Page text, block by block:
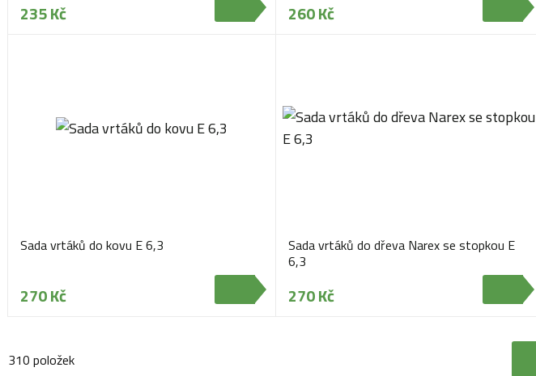
235 Kč 260 Kč
Sada vrtáků do kovu E 6,3
270 Kč
Sada vrtáků do dřeva Narex se stopkou E
6,3
270 Kč
310 položek